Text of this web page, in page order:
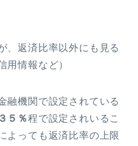
、返済比率以外にも見る
用情報など）
融機関で設定されている
５％程で設定されいるこ
よっても返済比率の上限